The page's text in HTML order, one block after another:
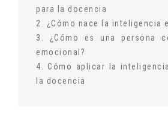
para la docencia
2. ¿Cómo nace la inteligencia
3. ¿Cómo es una persona
emocional?
4. Cómo aplicar la
la docencia